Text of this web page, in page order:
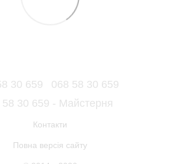
30 659
068 58 30 659
58 30 659 - Майстерня
Контакти
Повна версія сайту